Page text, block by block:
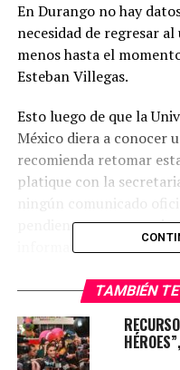
En Durango no hay
necesidad de regresar
menos hasta el
Esteban Villegas.
Esto luego de que la
México diera a conocer
recomienda retomar
platique con la
ningún comunicado
pendiente y se
informaran sobre esta
los duranguenses”.
TAMBIÉN